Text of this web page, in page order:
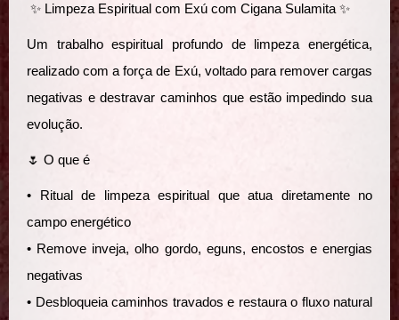
✨ Limpeza Espiritual com Exú com Cigana Sulamita ✨
Um trabalho espiritual profundo de limpeza energética,
realizado com a força de Exú, voltado para remover cargas
negativas e destravar caminhos que estão impedindo sua
evolução.
🌷 O que é
• Ritual de limpeza espiritual que atua diretamente no
campo energético
• Remove inveja, olho gordo, eguns, encostos e energias
negativas
• Desbloqueia caminhos travados e restaura o fluxo natural